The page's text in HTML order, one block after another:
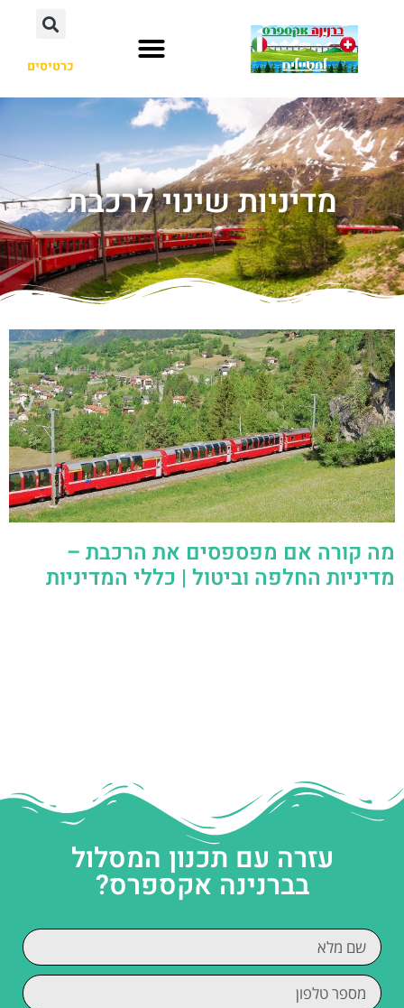
כרטיסים
מדיניות שינוי לרכבת
מה קורה אם מפספסים את הרכבת –
מדיניות החלפה וביטול | כללי המדיניות
עזרה עם תכנון המסלול
בברנינה אקספרס?